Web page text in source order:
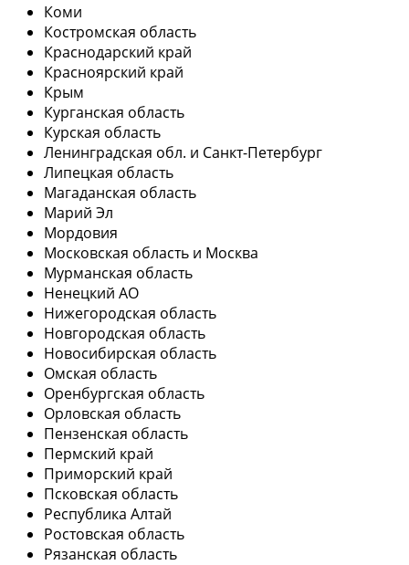
Коми
Костромская область
Краснодарский край
Красноярский край
Крым
Курганская область
Курская область
Ленинградская обл. и Санкт-Петербург
Липецкая область
Магаданская область
Марий Эл
Мордовия
Московская область и Москва
Мурманская область
Ненецкий АО
Нижегородская область
Новгородская область
Новосибирская область
Омская область
Оренбургская область
Орловская область
Пензенская область
Пермский край
Приморский край
Псковская область
Республика Алтай
Ростовская область
Рязанская область